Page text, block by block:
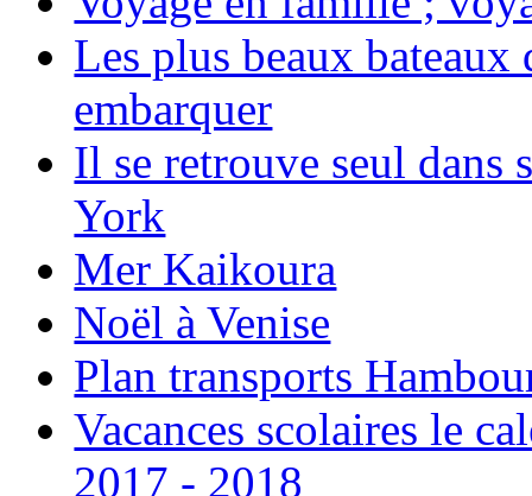
Les plus beaux bateaux
embarquer
Il se retrouve seul dans
York
Mer Kaikoura
Noël à Venise
Plan transports
Vacances scolaires le
2017 - 2018